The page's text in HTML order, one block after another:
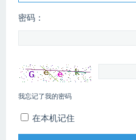
密码：
我忘记了我的密码
在本机记住